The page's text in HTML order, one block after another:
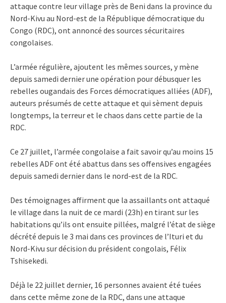
attaque contre leur village près de Beni dans la province du
Nord-Kivu au Nord-est de la République démocratique du
Congo (RDC), ont annoncé des sources sécuritaires
congolaises.
L’armée régulière, ajoutent les mêmes sources, y mène
depuis samedi dernier une opération pour débusquer les
rebelles ougandais des Forces démocratiques alliées (ADF),
auteurs présumés de cette attaque et qui sèment depuis
longtemps, la terreur et le chaos dans cette partie de la
RDC.
Ce 27 juillet, l’armée congolaise a fait savoir qu’au moins 15
rebelles ADF ont été abattus dans ses offensives engagées
depuis samedi dernier dans le nord-est de la RDC.
Des témoignages affirment que la assaillants ont attaqué
le village dans la nuit de ce mardi (23h) en tirant sur les
habitations qu’ils ont ensuite pillées, malgré l’état de siège
décrété depuis le 3 mai dans ces provinces de l’Ituri et du
Nord-Kivu sur décision du président congolais, Félix
Tshisekedi.
Déjà le 22 juillet dernier, 16 personnes avaient été tuées
dans cette même zone de la RDC, dans une attaque